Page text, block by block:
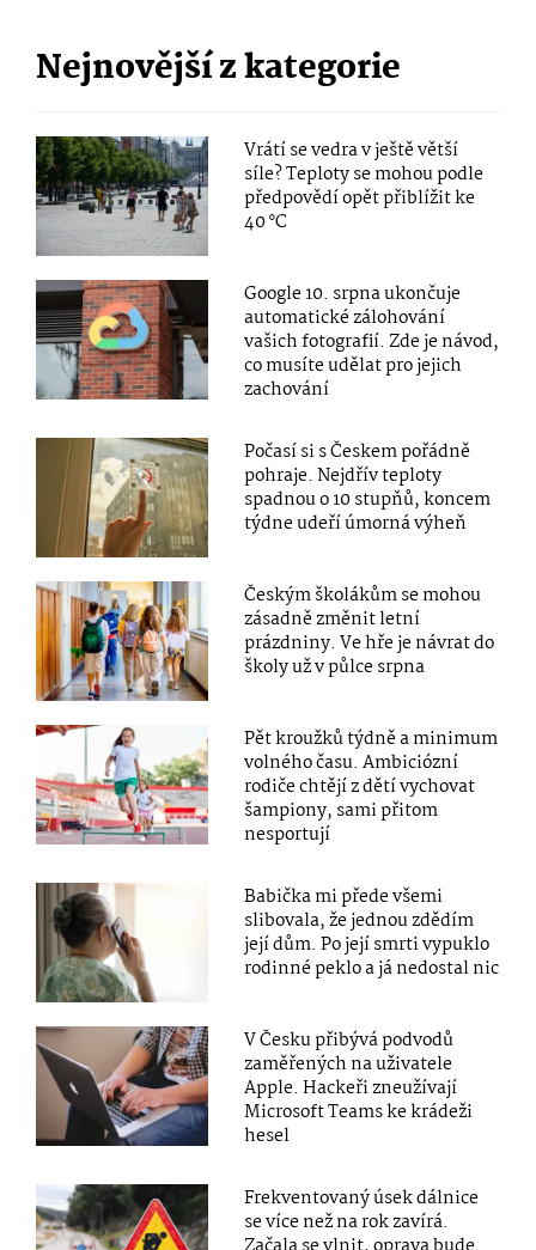
Nejnovější z kategorie
Vrátí se vedra v ještě větší
síle? Teploty se mohou podle
předpovědí opět přiblížit ke
40 °C
Google 10. srpna ukončuje
automatické zálohování
vašich fotografií. Zde je návod,
co musíte udělat pro jejich
zachování
Počasí si s Českem pořádně
pohraje. Nejdřív teploty
spadnou o 10 stupňů, koncem
týdne udeří úmorná výheň
Českým školákům se mohou
zásadně změnit letní
prázdniny. Ve hře je návrat do
školy už v půlce srpna
Pět kroužků týdně a minimum
volného času. Ambiciózní
rodiče chtějí z dětí vychovat
šampiony, sami přitom
nesportují
Babička mi přede všemi
slibovala, že jednou zdědím
její dům. Po její smrti vypuklo
rodinné peklo a já nedostal nic
V Česku přibývá podvodů
zaměřených na uživatele
Apple. Hackeři zneužívají
Microsoft Teams ke krádeži
hesel
Frekventovaný úsek dálnice
se více než na rok zavírá.